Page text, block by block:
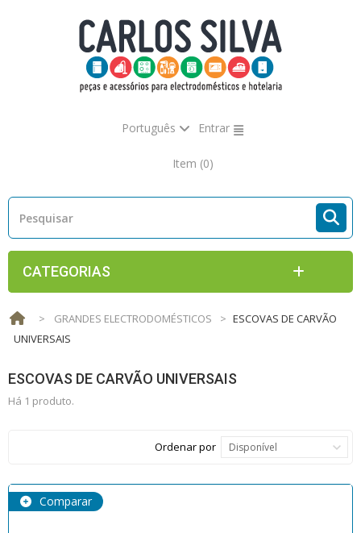
Português Entrar
Item (0)
CATEGORIAS
> GRANDES ELECTRODOMÉSTICOS > ESCOVAS DE CARVÃO
UNIVERSAIS
ESCOVAS DE CARVÃO UNIVERSAIS
Há 1 produto.
Ordenar por Disponível
Comparar